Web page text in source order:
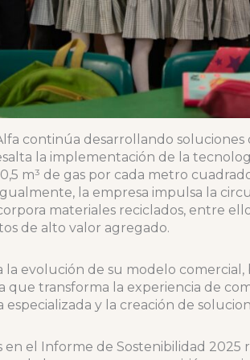
continúa desarrollando
la implementación de la
m³ de gas por cada metro
la empresa impulsa la
materiales reciclados, entre
de alto valor agregado.
evolución de su modelo
que transforma la experiencia de
y la creación de
el Informe de Sostenibilidad 2025